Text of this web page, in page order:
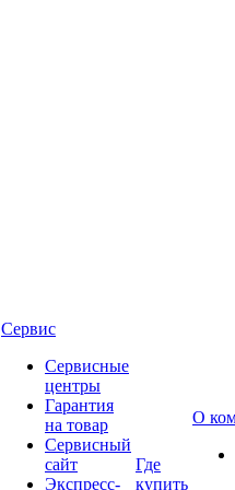
Сервис
Сервисные
центры
Гарантия
на товар
Сервисный
сайт
Экспресс-
Где
купить
О